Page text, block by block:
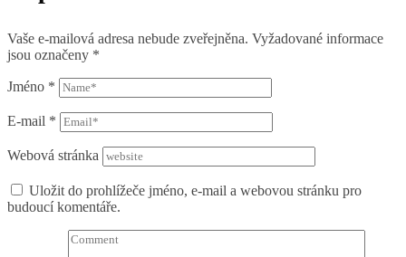
Vaše e-mailová adresa nebude zveřejněna. Vyžadované informace
jsou označeny *
Jméno *
E-mail *
Webová stránka
Uložit do prohlížeče jméno, e-mail a webovou stránku pro
budoucí komentáře.